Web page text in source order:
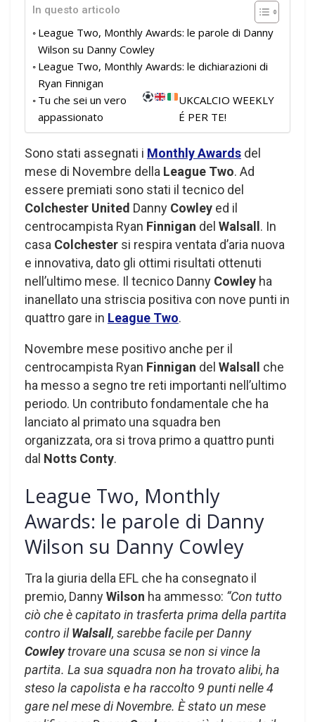
In questo articolo
League Two, Monthly Awards: le parole di Danny
Wilson su Danny Cowley
League Two, Monthly Awards: le dichiarazioni di
Ryan Finnigan
Tu che sei un vero
appassionato
UKCALCIO WEEKLY
É PER TE!
Sono stati assegnati i Monthly Awards del
mese di Novembre della League Two. Ad
essere premiati sono stati il tecnico del
Colchester United Danny Cowley ed il
centrocampista Ryan Finnigan del Walsall. In
casa Colchester si respira ventata d’aria nuova
e innovativa, dato gli ottimi risultati ottenuti
nell’ultimo mese. Il tecnico Danny Cowley ha
inanellato una striscia positiva con nove punti in
quattro gare in League Two.
Novembre mese positivo anche per il
centrocampista Ryan Finnigan del Walsall che
ha messo a segno tre reti importanti nell’ultimo
periodo. Un contributo fondamentale che ha
lanciato al primato una squadra ben
organizzata, ora si trova primo a quattro punti
dal Notts Conty.
League Two, Monthly
Awards: le parole di Danny
Wilson su Danny Cowley
Tra la giuria della EFL che ha consegnato il
premio, DannyWilson ha ammesso: “Con tutto
ciò che è capitato in trasferta prima della partita
contro ilWalsall, sarebbe facile per Danny
Cowleytrovare una scusa se non si vince la
partita. La sua squadra non ha trovato alibi, ha
steso la capolista e ha raccolto 9 punti nelle 4
gare nel mese di Novembre. È stato un mese